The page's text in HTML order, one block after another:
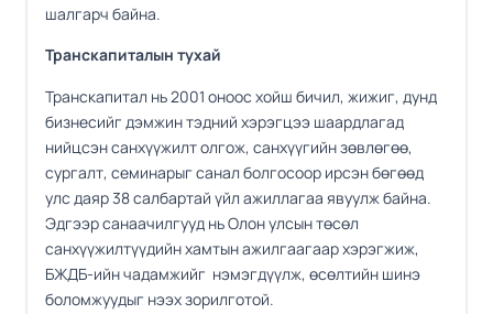
шалгарч байна.
Транскапиталын тухай
Транскапитал нь 2001 оноос хойш бичил, жижиг, дунд
бизнесийг дэмжин тэдний хэрэгцээ шаардлагад
нийцсэн санхүүжилт олгож, санхүүгийн зөвлөгөө,
сургалт, семинарыг санал болгосоор ирсэн бөгөөд
улс даяр 38 салбартай үйл ажиллагаа явуулж байна.
Эдгээр санаачилгууд нь Олон улсын төсөл
санхүүжилтүүдийн хамтын ажилгаагаар хэрэгжиж,
БЖДБ-ийн чадамжийг нэмэгдүүлж, өсөлтийн шинэ
боломжуудыг нээх зорилготой.